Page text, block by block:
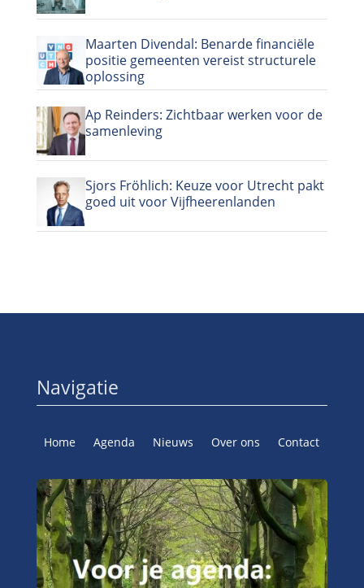
Maarten Divendal: Benarde financiële
positie gemeenten vereist structurele
oplossing
Ap Reinders: Zichtbaar werken voor de
samenleving
Sjors Fröhlich: Keuze voor Utrecht pakt
goed uit voor Vijfheerenlanden
Navigatie
Home Agenda Nieuws Over ons Contact